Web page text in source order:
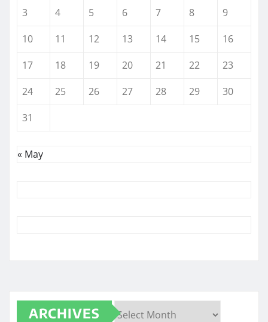
3 4 5 6 7 8
9
10
11 12 13 14 15
16
17
18 19 20 21 22
23
24
25 26 27 28 29
30
31
« May
ARCHIVES